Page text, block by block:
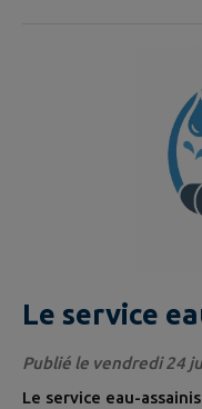
découvrir,
concrètes menées
Le service
recrute
Publié le vendredi 24
Le service eau-